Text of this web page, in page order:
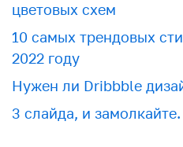
цветовых схем
10 самых трендовых
2022 году
Нужен ли Dribbble
3 слайда, и